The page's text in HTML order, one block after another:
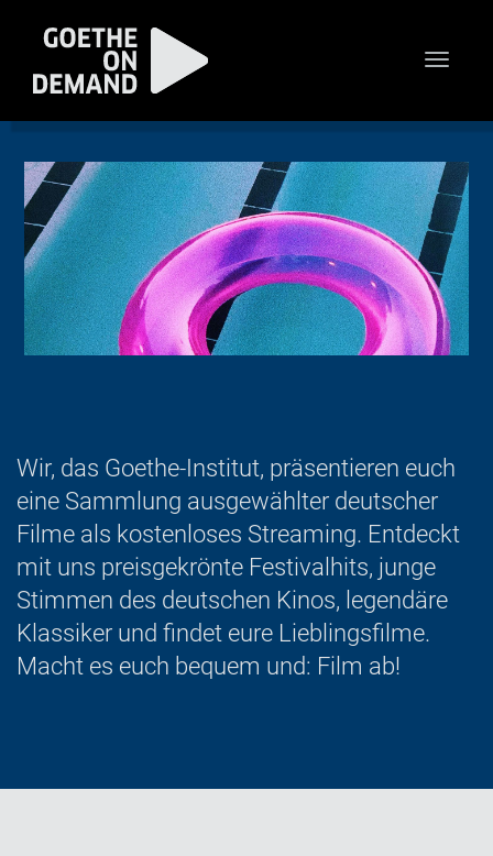
Toggle
Wir, das Goethe-Institut, präsentieren euch
eine Sammlung ausgewählter deutscher
Filme als kostenloses Streaming. Entdeckt
mit uns preisgekrönte Festivalhits, junge
Stimmen des deutschen Kinos, legendäre
Klassiker und findet eure Lieblingsfilme.
Macht es euch bequem und: Film ab!